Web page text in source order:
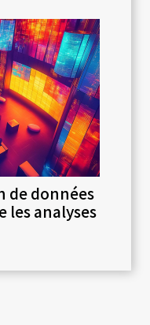
de données
les analyses